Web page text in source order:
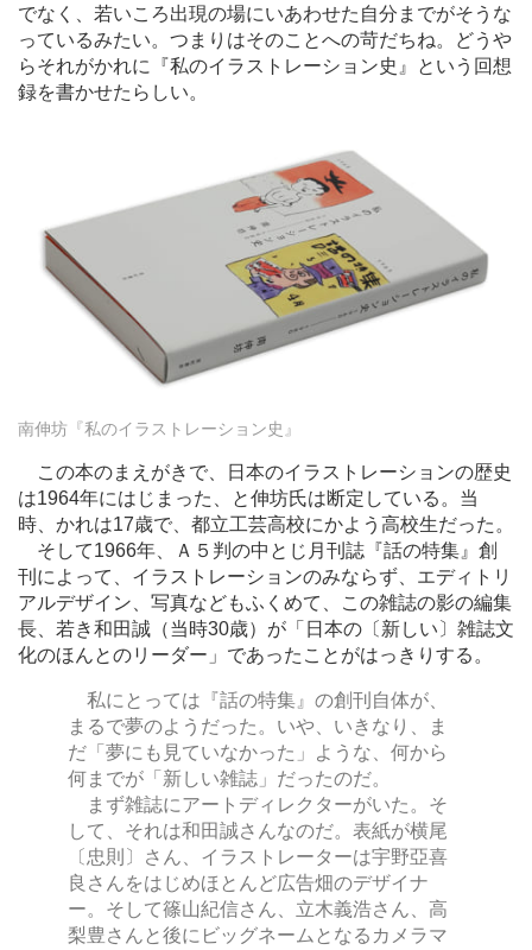
でなく、若いころ出現の場にいあわせた自分までがそうな
っているみたい。つまりはそのことへの苛だちね。どうや
らそれがかれに『私のイラストレーション史』という回想
録を書かせたらしい。
南伸坊『私のイラストレーション史』
この本のまえがきで、日本のイラストレーションの歴史
は1964年にはじまった、と伸坊氏は断定している。当
時、かれは17歳で、都立工芸高校にかよう高校生だった。
そして1966年、Ａ５判の中とじ月刊誌『話の特集』創
刊によって、イラストレーションのみならず、エディトリ
アルデザイン、写真などもふくめて、この雑誌の影の編集
長、若き和田誠（当時30歳）が「日本の〔新しい〕雑誌文
化のほんとのリーダー」であったことがはっきりする。
私にとっては『話の特集』の創刊自体が、
まるで夢のようだった。いや、いきなり、ま
だ「夢にも見ていなかった」ような、何から
何までが「新しい雑誌」だったのだ。
まず雑誌にアートディレクターがいた。そ
して、それは和田誠さんなのだ。表紙が横尾
〔忠則〕さん、イラストレーターは宇野亞喜
良さんをはじめほとんど広告畑のデザイナ
ー。そして篠山紀信さん、立木義浩さん、高
梨豊さんと後にビッグネームとなるカメラマ